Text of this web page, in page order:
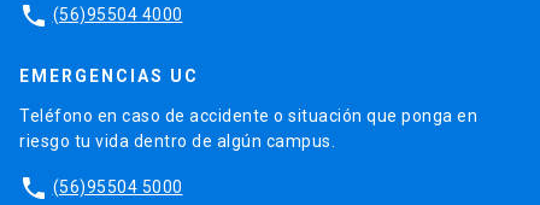
phone (56)95504 4000
EMERGENCIAS UC
Teléfono en caso de accidente o situación que ponga en
riesgo tu vida dentro de algún campus.
phone (56)95504 5000